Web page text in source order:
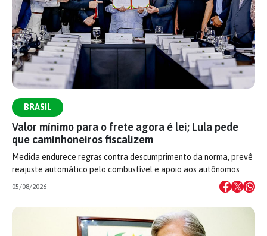
BRASIL
Valor mínimo para o frete agora é lei; Lula pede
que caminhoneiros fiscalizem
Medida endurece regras contra descumprimento da norma, prevê
reajuste automático pelo combustível e apoio aos autônomos
05/08/2026